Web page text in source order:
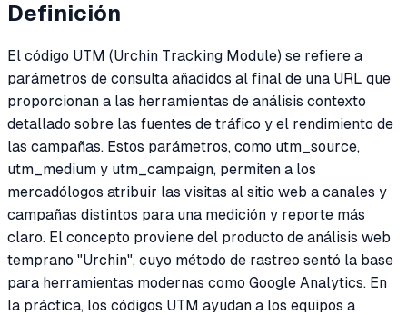
Definición
El código UTM (Urchin Tracking Module) se refiere a
parámetros de consulta añadidos al final de una URL que
proporcionan a las herramientas de análisis contexto
detallado sobre las fuentes de tráfico y el rendimiento de
las campañas. Estos parámetros, como utm_source,
utm_medium y utm_campaign, permiten a los
mercadólogos atribuir las visitas al sitio web a canales y
campañas distintos para una medición y reporte más
claro. El concepto proviene del producto de análisis web
temprano "Urchin", cuyo método de rastreo sentó la base
para herramientas modernas como Google Analytics. En
la práctica, los códigos UTM ayudan a los equipos a